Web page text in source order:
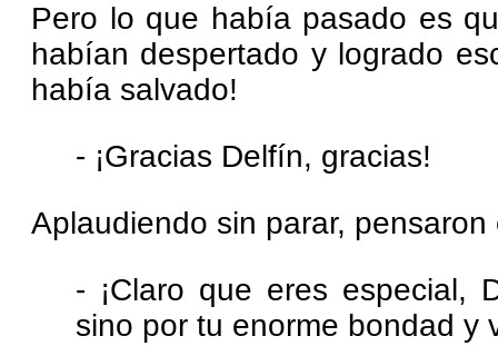
Pero lo que había pasado es
habían despertado y logrado
había salvado!
- ¡Gracias Delfín, gracias!
Aplaudiendo sin parar,
- ¡Claro que eres especial,
sino por tu enorme bondad y